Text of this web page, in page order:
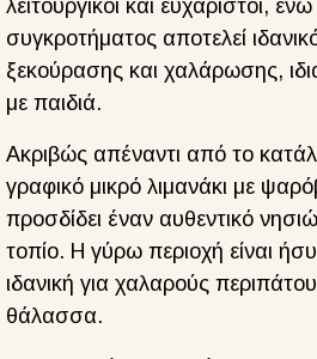
λειτουργικοί και ευχάριστοι,
συγκροτήματος αποτελεί
ξεκούρασης και χαλάρωσης,
με παιδιά.
Ακριβώς απέναντι από το
γραφικό μικρό λιμανάκι με
προσδίδει έναν αυθεντικό
τοπίο. Η γύρω περιοχή είναι
ιδανική για χαλαρούς
θάλασσα.